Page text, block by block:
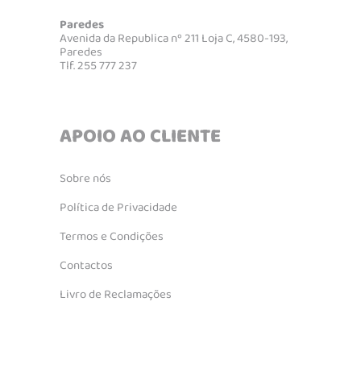
Paredes
Avenida da Republica nº 211 Loja C, 4580-193,
Paredes
Tlf. 255 777 237
APOIO AO CLIENTE
Sobre nós
Política de Privacidade
Termos e Condições
Contactos
Livro de Reclamações